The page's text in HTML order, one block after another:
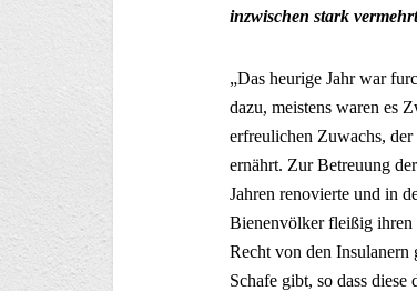
inzwischen stark
„Das heurige Jahr war
dazu, meistens waren es
erfreulichen Zuwachs,
ernährt. Zur Betreuung
Jahren renovierte und in
Bienenvölker fleißig ihren
Recht von den Insulanern
Schafe gibt, so dass